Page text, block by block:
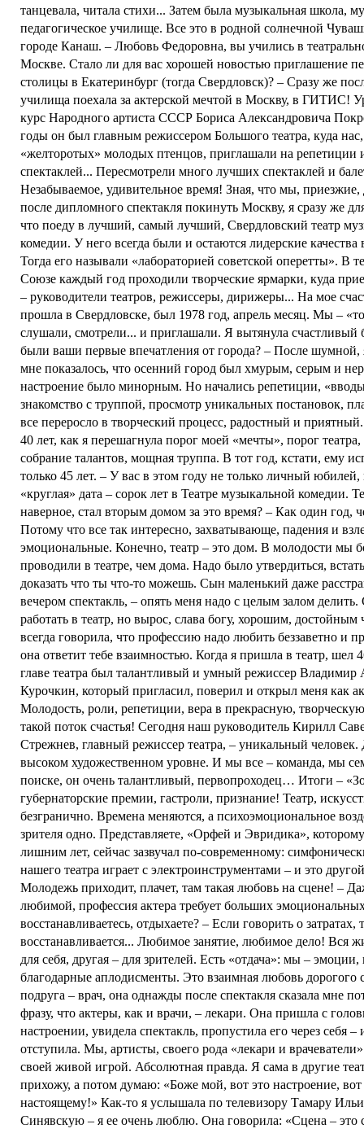
танцевала, читала стихи... Затем была музыкальная школа,
педагогическое училище. Все это в родной солнечной
городе Канаш. – Любовь Федоровна, вы учились в
Москве. Стало ли для вас хорошей новостью приглашение
столицы в Екатеринбург (тогда Свердловск)? – Сразу же
училища поехала за актерской мечтой в Москву, в ГИТИС!
курс Народного артиста СССР Бориса Александровича
годы он был главным режиссером Большого театра, куда нас,
«желторотых» молодых птенцов, приглашали на репетиции
спектаклей... Пересмотрели много лучших спектаклей и
Незабываемое, удивительное время! Зная, что мы,
после дипломного спектакля покинуть Москву, я сразу же
что поеду в лучший, самый лучший, Свердловский театр
комедии. У него всегда были и остаются лидерские
Тогда его называли «лабораторией советской оперетты». В
Союзе каждый год проходили творческие ярмарки, куда
– руководители театров, режиссеры, дирижеры... На мое
прошла в Свердловске, был 1978 год, апрель месяц. Мы –
слушали, смотрели... и приглашали. Я вытянула счастливый
были ваши первые впечатления от города? – После
мне показалось, что осенний город был хмурым, серым и
настроение было минорным. Но начались репетиции,
знакомство с труппой, просмотр уникальных постановок,
все переросло в творческий процесс, радостный и
40 лет, как я перешагнула порог моей «мечты», порог театра,
собрание талантов, мощная труппа. В тот год, кстати, ему
только 45 лет. – У вас в этом году не только личный
«круглая» дата – сорок лет в Театре музыкальной комедии.
наверное, стал вторым домом за это время? – Как один год,
Потому что все так интересно, захватывающе, падения и
эмоциональные. Конечно, театр – это дом. В молодости мы
проводили в театре, чем дома. Надо было утвердиться,
доказать что ты что-то можешь. Сын маленький даже
вечером спектакль, – опять меня надо с целым залом
работать в театр, но вырос, слава богу, хорошим, достойным
всегда говорила, что профессию надо любить беззаветно и
она ответит тебе взаимностью. Когда я пришла в театр, шел
главе театра был талантливый и умный режиссер
Курочкин, который пригласил, поверил и открыл меня как
Молодость, роли, репетиции, вера в прекрасную, творческую
такой поток счастья! Сегодня наш руководитель Кирилл
Стрежнев, главный режиссер театра, – уникальный человек.
высоком художественном уровне. И мы все – команда, мы
поиске, он очень талантливый, первопроходец… Итоги –
губернаторские премии, гастроли, признание! Театр,
безгранично. Времена меняются, а психоэмоциональное
зрителя одно. Представляете, «Орфей и Эвридика»,
лишним лет, сейчас зазвучал по-современному:
нашего театра играет с электроинструментами – и это
Молодежь приходит, плачет, там такая любовь на сцене! –
любимой, профессия актера требует больших
восстанавливаетесь, отдыхаете? – Если говорить о затратах,
восстанавливается... Любимое занятие, любимое дело! Вся
для себя, другая – для зрителей. Есть «отдача»: мы – эмоции,
благодарные аплодисменты. Это взаимная любовь дорогого
подруга – врач, она однажды после спектакля сказала мне
фразу, что актеры, как и врачи, – лекари. Она пришла с
настроении, увидела спектакль, пропустила его через себя –
отступила. Мы, артисты, своего рода «лекари и
своей живой игрой. Абсолютная правда. Я сама в другие
прихожу, а потом думаю: «Боже мой, вот это настроение, вот
настоящему!» Как-то я услышала по телевизору Тамару
Синявскую – я ее очень люблю. Она говорила: «Сцена – это